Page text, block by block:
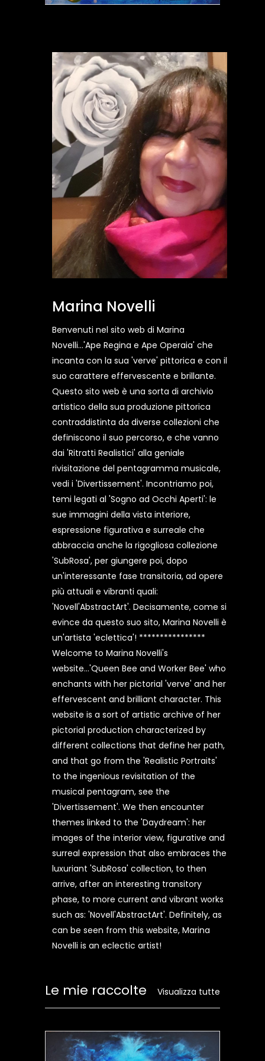
Marina Novelli
Benvenuti nel sito web di Marina
Novelli...'Ape Regina e Ape Operaia' che
incanta con la sua 'verve' pittorica e con il
suo carattere effervescente e brillante.
Questo sito web è una sorta di archivio
artistico della sua produzione pittorica
contraddistinta da diverse collezioni che
definiscono il suo percorso, e che vanno
dai 'Ritratti Realistici' alla geniale
rivisitazione del pentagramma musicale,
vedi i 'Divertissement'. Incontriamo poi,
temi legati al 'Sogno ad Occhi Aperti': le
sue immagini della vista interiore,
espressione figurativa e surreale che
abbraccia anche la rigogliosa collezione
'SubRosa', per giungere poi, dopo
un'interessante fase transitoria, ad opere
più attuali e vibranti quali:
'Novell'AbstractArt'. Decisamente, come si
evince da questo suo sito, Marina Novelli è
un'artista 'eclettica'! ****************
Welcome to Marina Novelli's
website...'Queen Bee and Worker Bee' who
enchants with her pictorial 'verve' and her
effervescent and brilliant character. This
website is a sort of artistic archive of her
pictorial production characterized by
different collections that define her path,
and that go from the 'Realistic Portraits'
to the ingenious revisitation of the
musical pentagram, see the
'Divertissement'. We then encounter
themes linked to the 'Daydream': her
images of the interior view, figurative and
surreal expression that also embraces the
luxuriant 'SubRosa' collection, to then
arrive, after an interesting transitory
phase, to more current and vibrant works
such as: 'Novell'AbstractArt'. Definitely, as
can be seen from this website, Marina
Novelli is an eclectic artist!
Visualizza tutte
Le mie raccolte